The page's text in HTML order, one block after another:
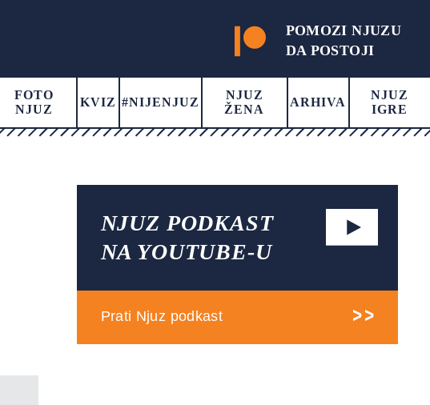
POMOZI NJUZU
DA POSTOJI
FOTO
NJUZ
KVIZ #NIJENJUZ
NJUZ
ŽENA
ARHIVA
NJUZ
IGRE
NJUZ PODKAST
NA YOUTUBE-U
Prati Njuz podkast